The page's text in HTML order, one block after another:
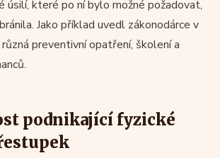
úsilí, které po ní bylo možné požadovat,
Jako příklad uvedl zákonodárce v
preventivní opatření, školení a
podnikající fyzické